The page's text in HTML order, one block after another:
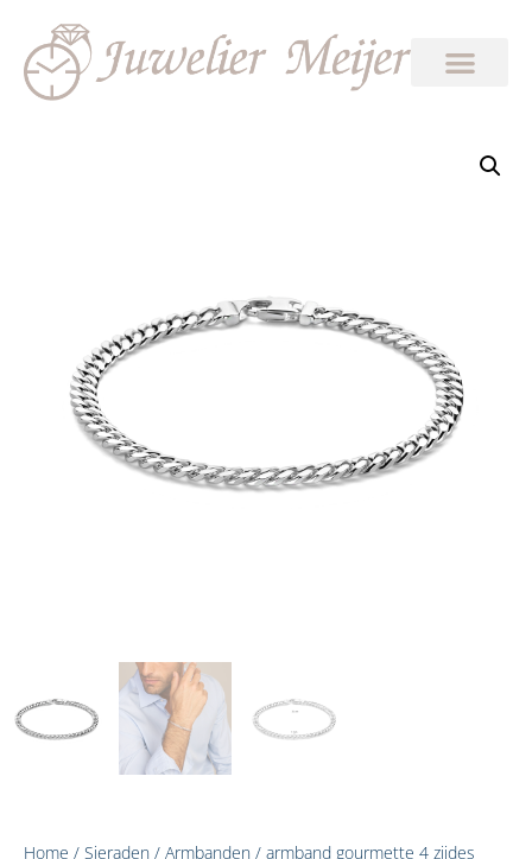
Home / Sieraden / Armbanden / armband gourmette 4 zijdes